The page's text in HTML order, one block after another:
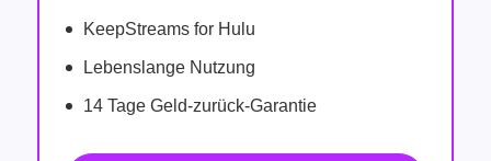
KeepStreams for Hulu
Lebenslange Nutzung
14 Tage Geld-zurück-Garantie